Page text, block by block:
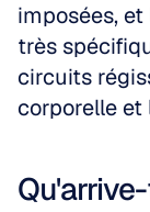
imposées,
très
circuits
corporelle et